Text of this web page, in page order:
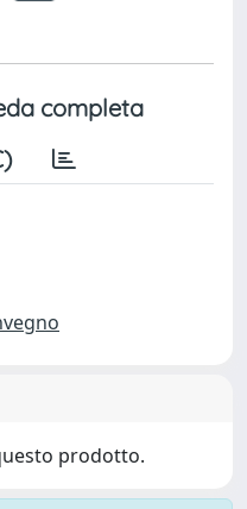
completa
prodotto.